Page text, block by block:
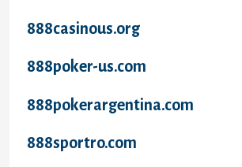
888casinous.org
888poker-us.com
888pokerargentina.com
888sportro.com